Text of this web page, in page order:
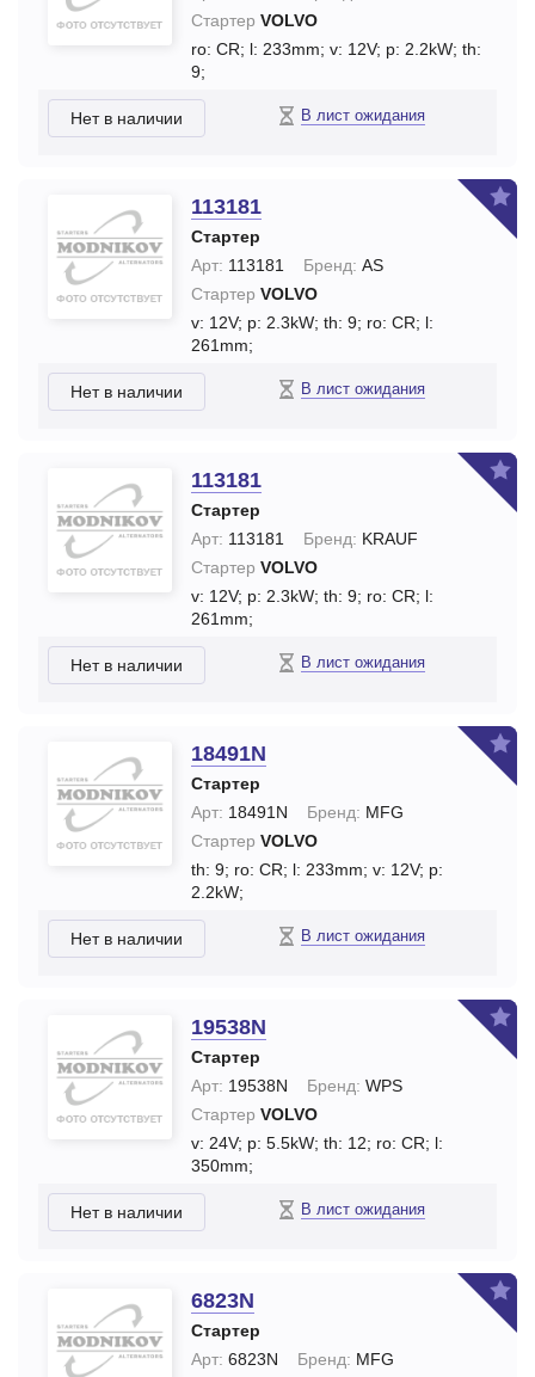
Стартер VOLVO
ro: CR; l: 233mm; v: 12V; p: 2.2kW; th:
9;
Нет в наличии В лист ожидания
113181
Стартер
Арт: 113181 Бренд: AS
Стартер VOLVO
v: 12V; p: 2.3kW; th: 9; ro: CR; l:
261mm;
Нет в наличии В лист ожидания
113181
Стартер
Арт: 113181 Бренд: KRAUF
Стартер VOLVO
v: 12V; p: 2.3kW; th: 9; ro: CR; l:
261mm;
Нет в наличии В лист ожидания
18491N
Стартер
Арт: 18491N Бренд: MFG
Стартер VOLVO
th: 9; ro: CR; l: 233mm; v: 12V; p:
2.2kW;
Нет в наличии В лист ожидания
19538N
Стартер
Арт: 19538N Бренд: WPS
Стартер VOLVO
v: 24V; p: 5.5kW; th: 12; ro: CR; l:
350mm;
Нет в наличии В лист ожидания
6823N
Стартер
Арт: 6823N Бренд: MFG